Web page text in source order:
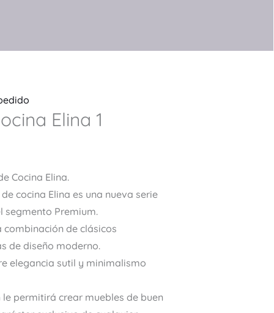
Elina 1
Cocina Elina.
cocina Elina es una nueva serie
segmento Premium.
combinación de clásicos
de diseño moderno.
elegancia sutil y minimalismo
permitirá crear muebles de buen